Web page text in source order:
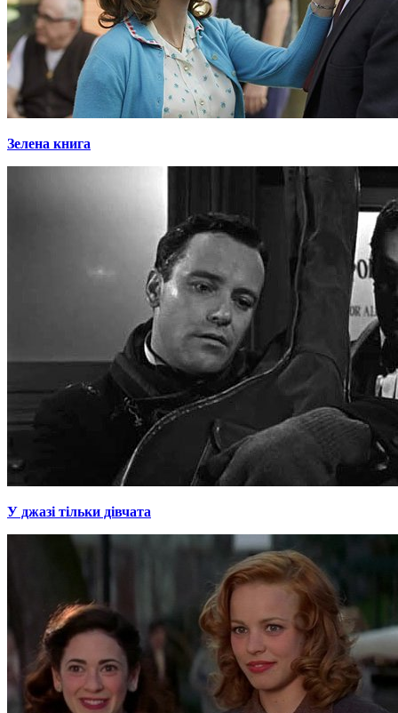
Зелена книга
У джазі тільки дівчата